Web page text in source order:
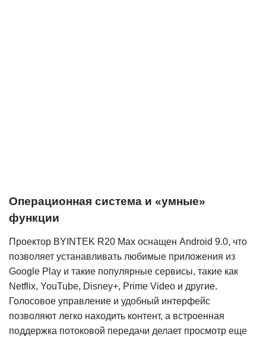
Операционная система и «умные»
функции
Проектор BYINTEK R20 Max оснащен Android 9.0, что
позволяет устанавливать любимые приложения из
Google Play и такие популярные сервисы, такие как
Netflix, YouTube, Disney+, Prime Video и другие.
Голосовое управление и удобный интерфейс
позволяют легко находить контент, а встроенная
поддержка потоковой передачи делает просмотр еще